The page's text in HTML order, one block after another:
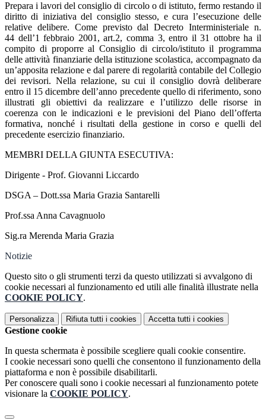
Prepara i lavori del consiglio di circolo o di istituto, fermo restando il
diritto di iniziativa del consiglio stesso, e cura l’esecuzione delle
relative delibere. Come previsto dal Decreto Interministeriale n.
44 dell’1 febbraio 2001, art.2, comma 3, entro il 31 ottobre ha il
compito di proporre al Consiglio di circolo/istituto il programma
delle attività finanziarie della istituzione scolastica, accompagnato da
un’apposita relazione e dal parere di regolarità contabile del Collegio
dei revisori. Nella relazione, su cui il consiglio dovrà deliberare
entro il 15 dicembre dell’anno precedente quello di riferimento, sono
illustrati gli obiettivi da realizzare e l’utilizzo delle risorse in
coerenza con le indicazioni e le previsioni del Piano dell’offerta
formativa, nonché i risultati della gestione in corso e quelli del
precedente esercizio finanziario.
MEMBRI DELLA GIUNTA ESECUTIVA:
Dirigente - Prof. Giovanni Liccardo
DSGA – Dott.ssa Maria Grazia Santarelli
Prof.ssa Anna Cavagnuolo
Sig.ra Merenda Maria Grazia
Notizie
Questo sito o gli strumenti terzi da questo utilizzati si avvalgono di
cookie necessari al funzionamento ed utili alle finalità illustrate nella
COOKIE POLICY.
Personalizza Rifiuta tutti i cookies Accetta tutti i cookies
Gestione cookie
In questa schermata è possibile scegliere quali cookie consentire.
I cookie necessari sono quelli che consentono il funzionamento della
piattaforma e non è possibile disabilitarli.
Per conoscere quali sono i cookie necessari al funzionamento potete
visionare la COOKIE POLICY.